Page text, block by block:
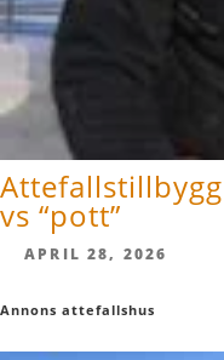
vs “pott”
APRIL 28, 2026
Annons attefallshus